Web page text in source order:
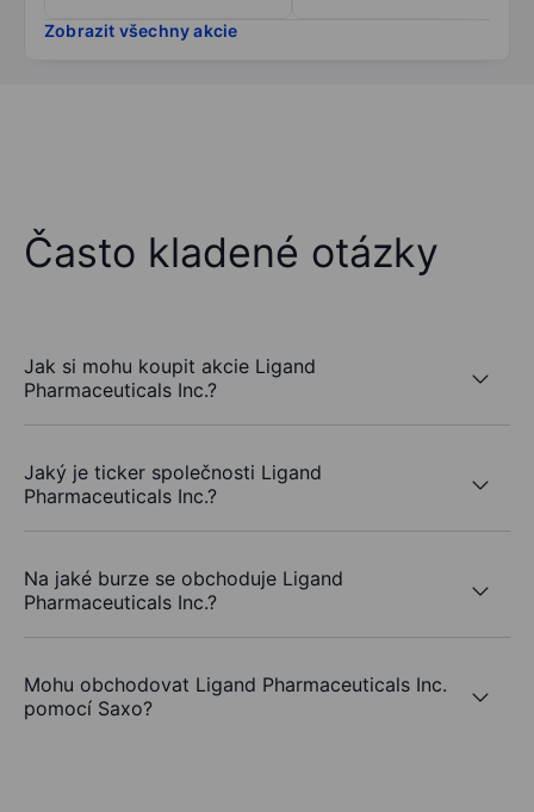
Zobrazit všechny akcie
Často kladené otázky
Jak si mohu koupit akcie Ligand
Pharmaceuticals Inc.?
Jaký je ticker společnosti Ligand
Pharmaceuticals Inc.?
Na jaké burze se obchoduje Ligand
Pharmaceuticals Inc.?
Mohu obchodovat Ligand Pharmaceuticals Inc.
pomocí Saxo?